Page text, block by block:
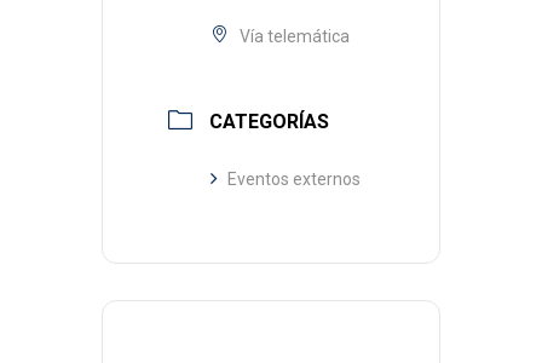
Vía telemática
CATEGORÍAS
Eventos externos